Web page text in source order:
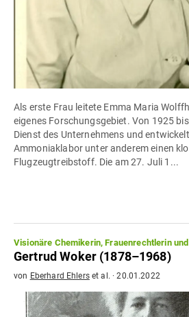
Als erste Frau leitete Emma Maria
eigenes Forschungsgebiet. Von 1925
Dienst des Unternehmens und
Ammoniaklabor unter anderem einen
Flugzeugtreibstoff. Die am 27. Juli 1...
Visionäre Chemikerin, Frauenrechtlerin
Gertrud Woker (1878–1968)
von Eberhard Ehlerset al. ·20.01.2022